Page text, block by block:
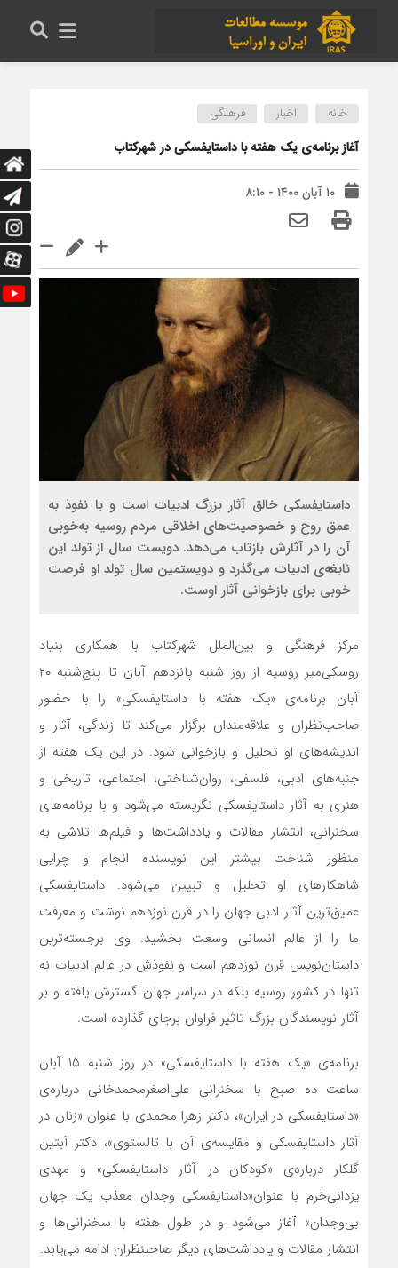
خانه اخبار فرهنگی
آغاز برنامه‌ی یک هفته با داستایفسکی در شهرکتاب
۱۰ آبان ۱۴۰۰ - ۸:۱۰
داستایفسکی خالق آثار بزرگ ادبیات است و با نفوذ به
عمق روح و خصوصیت‌های اخلاقی مردم روسیه به‌خوبی
آن را در آثارش بازتاب می‌دهد. دویست سال از تولد این
نابغه‌ی ادبیات می‌گذرد و دویستمین سال تولد او فرصت
خوبی برای بازخوانی آثار اوست.
مرکز فرهنگی و بین‌الملل شهرکتاب با همکاری بنیاد
روسکی‌میر روسیه از روز شنبه پانزدهم آبان تا پنج‌شنبه ۲۰
آبان برنامه‌ی «یک هفته با داستایفسکی» را با حضور
صاحب‌نظران و علاقه‌مندان برگزار می‌کند تا زندگی، آثار و
اندیشه‌های او تحلیل و بازخوانی شود. در این یک هفته از
جنبه‌های ادبی، فلسفی، روان‌شناختی، اجتماعی، تاریخی و
هنری به آثار داستایفسکی نگریسته می‌شود و با برنامه‌های
سخنرانی، انتشار مقالات و یادداشت‌ها و فیلم‌ها تلاشی به
منظور شناخت بیشتر این نویسنده انجام و چرایی
شاهکارهای او تحلیل و تبیین می‌شود. داستایفسکی
عمیق‌ترین آثار ادبی جهان را در قرن نوزدهم نوشت و معرفت
ما را از عالم انسانی وسعت بخشید. وی برجسته‌ترین
داستان‌نویس قرن نوزدهم است و نفوذش در عالم ادبیات نه
تنها در کشور روسیه بلکه در سراسر جهان گسترش یافته و بر
آثار نویسندگان بزرگ تاثیر فراوان برجای گذارده است.
برنامه‌ی «یک هفته با داستایفسکی» در روز شنبه ۱۵ آبان
ساعت ده صبح با سخنرانی علی‌اصغرمحمدخانی درباره‌ی
«داستایفسکی در ایران»، دکتر زهرا محمدی با عنوان «زنان در
آثار داستایفسکی و مقایسه‌ی آن با تالستوی»، دکتر آبتین
گلکار درباره‌ی «کودکان در آثار داستایفسکی» و مهدی
یزدانی‌خرم با عنوان«داستایفسکی وجدان معذب یک جهان
بی‌وجدان» آغاز می‌شود و در طول هفته با سخنرانی‌ها و
انتشار مقالات و یادداشت‌های دیگر صاحبنظران ادامه می‌یابد.